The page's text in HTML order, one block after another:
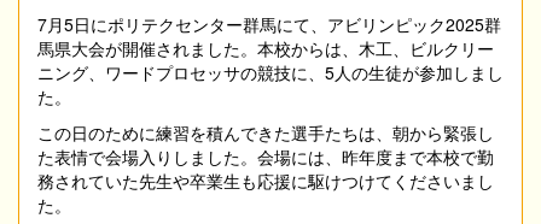
7月5日にポリテクセンター群馬にて、アビリンピック2025群
馬県大会が開催されました。本校からは、木工、ビルクリー
ニング、ワードプロセッサの競技に、5人の生徒が参加しまし
た。
この日のために練習を積んできた選手たちは、朝から緊張し
た表情で会場入りしました。会場には、昨年度まで本校で勤
務されていた先生や卒業生も応援に駆けつけてくださいまし
た。